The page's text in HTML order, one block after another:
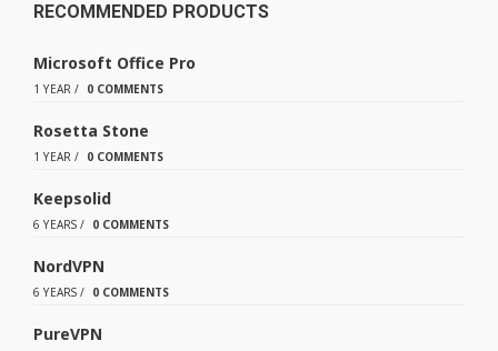
RECOMMENDED PRODUCTS
Microsoft Office Pro
1 YEAR / 0 COMMENTS
Rosetta Stone
1 YEAR / 0 COMMENTS
Keepsolid
6 YEARS / 0 COMMENTS
NordVPN
6 YEARS / 0 COMMENTS
PureVPN